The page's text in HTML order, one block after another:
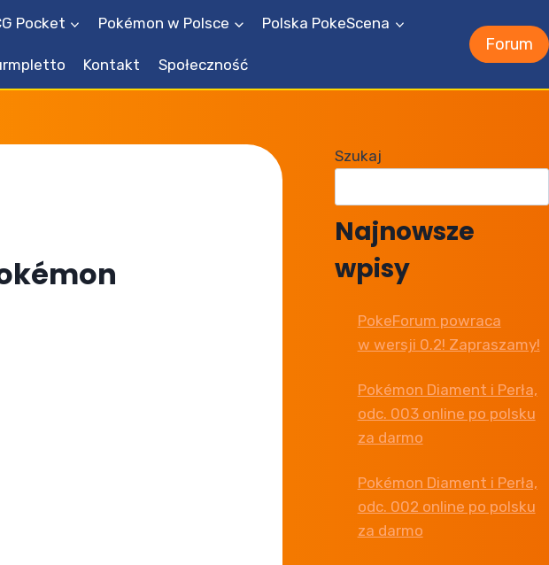
Pocket Pokémon w Polsce Polska PokeScena
Kontakt Społeczność
Forum
Szukaj
Najnowsze
wpisy
PokeForum powraca
w wersji 0.2! Zapraszamy!
Pokémon Diament i Perła,
odc. 003 online po polsku
za darmo
Pokémon Diament i Perła,
odc. 002 online po polsku
za darmo